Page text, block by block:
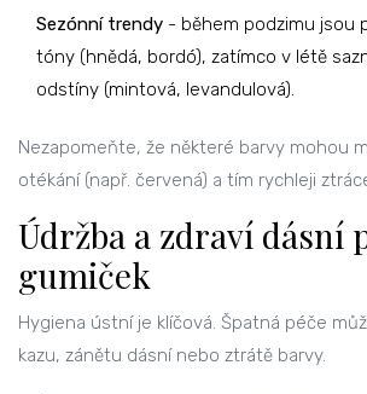
Sezónní trendy - během podzimu jsou
tóny (hnědá, bordó), zatímco v létě
odstíny (mintová, levandulová).
Nezapomeňte, že některé barvy mohou
otékání (např. červená) a tím rychleji
Údržba a zdraví dásní
gumiček
Hygiena ústníje klíčová. Špatná péče
kazu, zánětu dásní nebo ztrátě barvy.